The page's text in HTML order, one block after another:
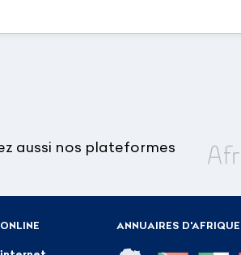
aussi nos plateformes
ANNUAIRES D'AFRIQUE